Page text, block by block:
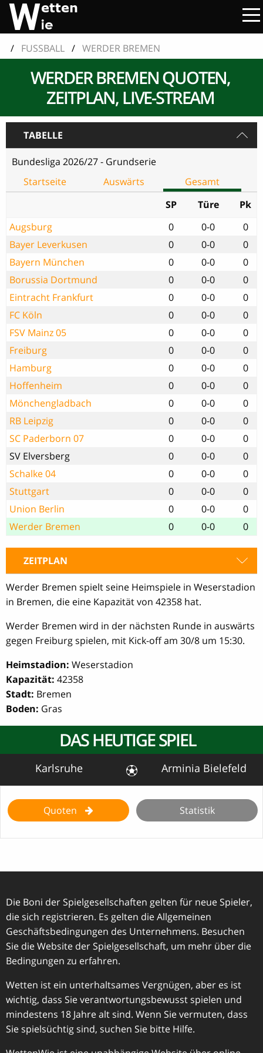
/ FUSSBALL / WERDER BREMEN
WERDER BREMEN QUOTEN,
ZEITPLAN, LIVE-STREAM
TABELLE
Bundesliga 2026/27 - Grundserie
Startseite
Auswärts
Gesamt
SP
Türe
Pk
Augsburg
0 0-0
0
Bayer Leverkusen
0 0-0
0
Bayern München
0 0-0
0
Borussia Dortmund
0 0-0
0
Eintracht Frankfurt
0 0-0
0
FC Köln
0 0-0
0
FSV Mainz 05
0 0-0
0
Freiburg
0 0-0
0
Hamburg
0 0-0
0
Hoffenheim
0 0-0
0
Mönchengladbach
0 0-0
0
RB Leipzig
0 0-0
0
SC Paderborn 07
0 0-0
0
SV Elversberg
0 0-0
0
Schalke 04
0 0-0
0
Stuttgart
0 0-0
0
Union Berlin
0 0-0
0
Werder Bremen
0 0-0 0
ZEITPLAN
Werder Bremen spielt seine Heimspiele in Weserstadion
in Bremen, die eine Kapazität von 42358 hat.
Werder Bremen wird in der nächsten Runde in auswärts
gegen Freiburg spielen, mit Kick-off am 30/8 um 15:30.
Heimstadion: Weserstadion
Kapazität: 42358
Stadt: Bremen
Boden: Gras
DAS HEUTIGE SPIEL
Karlsruhe Arminia Bielefeld
Quoten Statistik
Die Boni der Spielgesellschaften gelten für neue Spieler,
die sich registrieren. Es gelten die Allgemeinen
Geschäftsbedingungen des Unternehmens. Besuchen
Sie die Website der Spielgesellschaft, um mehr über die
Bedingungen zu erfahren.
Wetten ist ein unterhaltsames Vergnügen, aber es ist
wichtig, dass Sie verantwortungsbewusst spielen und
mindestens 18 Jahre alt sind. Wenn Sie vermuten, dass
Sie spielsüchtig sind, suchen Sie bitte Hilfe.